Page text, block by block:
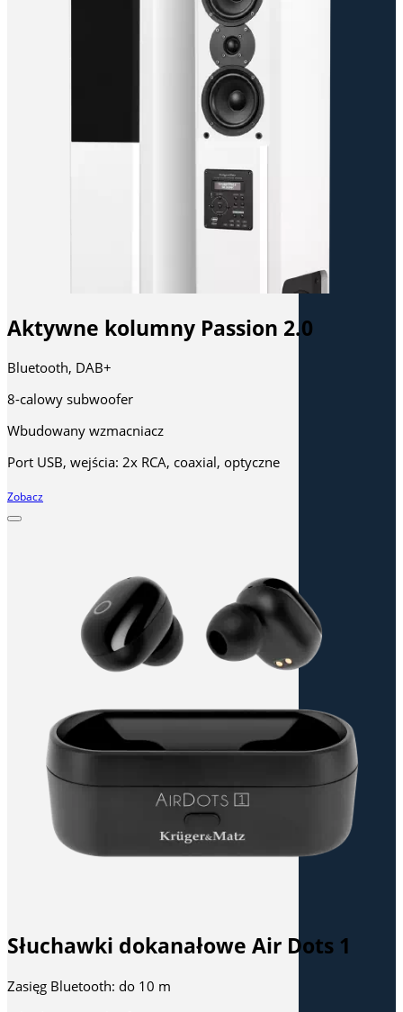
Aktywne kolumny Passion 2.0
Bluetooth, DAB+
8-calowy subwoofer
Wbudowany wzmacniacz
Port USB, wejścia: 2x RCA, coaxial, optyczne
Zobacz
Słuchawki dokanałowe Air Dots 1
Zasięg Bluetooth: do 10 m